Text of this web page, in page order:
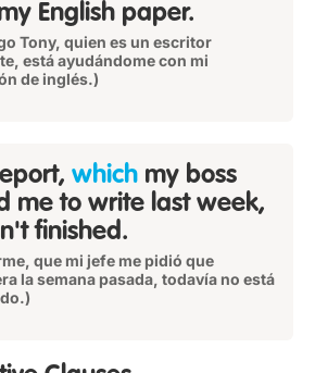
English paper.
Tony, quien es un escritor
está ayudándome con mi
de inglés.)
which my boss
me to write last week,
finished.
que mi jefe me pidió que
la semana pasada, todavía no está